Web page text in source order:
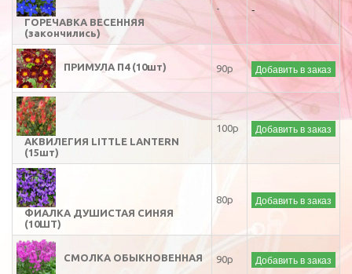
ГОРЕЧАВКА ВЕСЕННЯЯ
(закончились)
- -
ПРИМУЛА П4 (10шт) 90р Добавить в заказ
АКВИЛЕГИЯ LITTLE LANTERN
(15шт)
100р Добавить в заказ
ФИАЛКА ДУШИСТАЯ СИНЯЯ
(10ШТ)
80р Добавить в заказ
СМОЛКА ОБЫКНОВЕННАЯ 90р Добавить в заказ